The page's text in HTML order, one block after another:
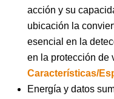
acción y su
ubicación la
esencial en la
en la protección de
Características/
Energía y datos